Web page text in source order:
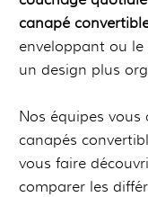
canapé
enveloppant ou le
un design plus
Nos équipes
canapés
vous faire
comparer les